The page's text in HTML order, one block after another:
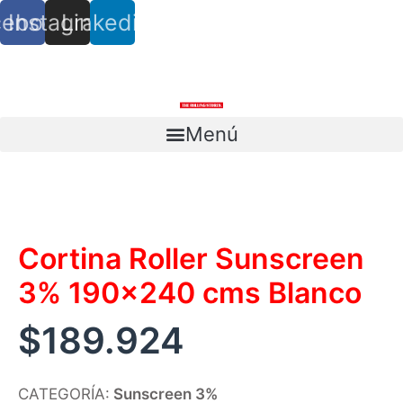
Instagram
Linkedin
Menú
Cortina Roller Sunscreen
3% 190×240 cms Blanco
$189.924
CATEGORÍA: Sunscreen 3%